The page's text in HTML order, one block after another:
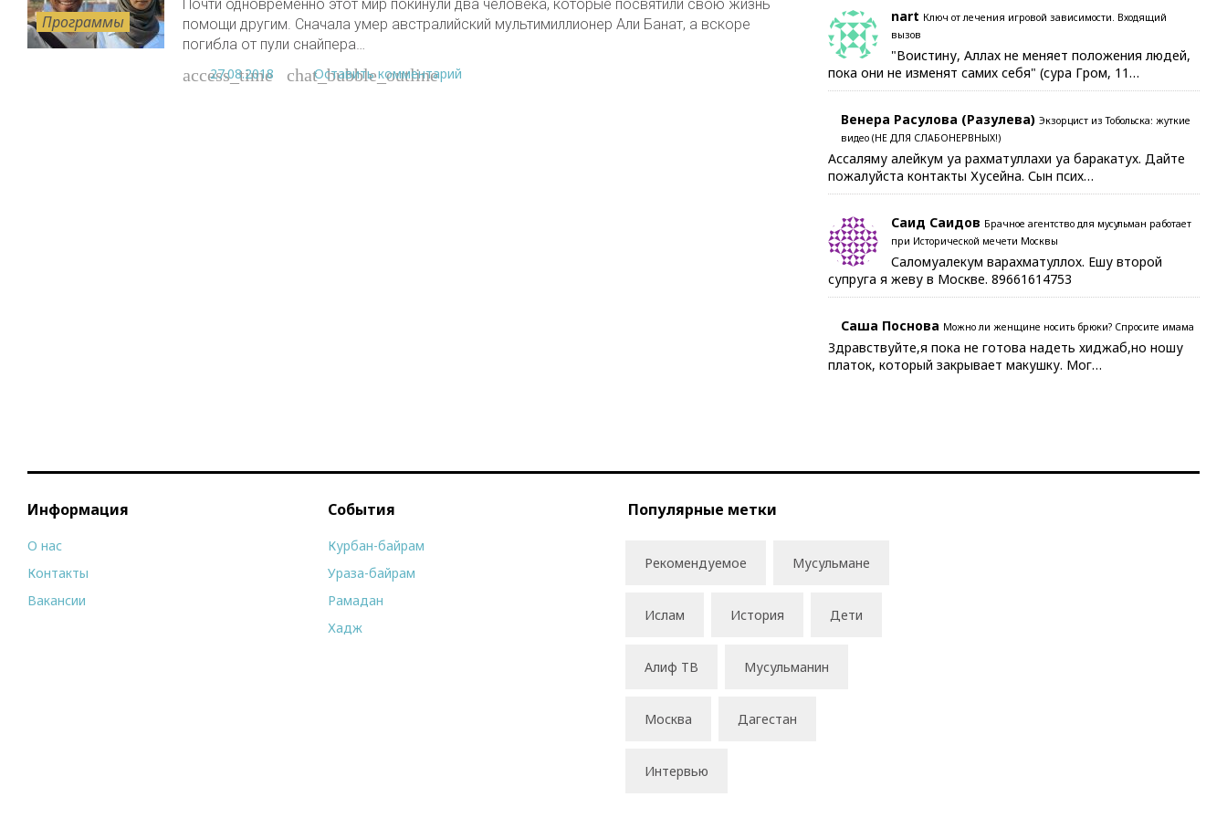
Программы
Почти одновременно этот мир покинули два человека, которые посвятили свою жизнь
помощи другим. Сначала умер австралийский мультимиллионер Али Банат, а вскоре
погибла от пули снайпера…
access_time
27.08.2018 chat_bubble_outline
Оставить комментарий
nart Ключ от лечения игровой зависимости. Входящий
вызов
"Воистину, Аллах не меняет положения людей,
пока они не изменят самих себя" (сура Гром, 11…
Венера Расулова (Разулева) Экзорцист из Тобольска: жуткие
видео (НЕ ДЛЯ СЛАБОНЕРВНЫХ!)
Ассаляму алейкум уа рахматуллахи уа баракатух. Дайте
пожалуйста контакты Хусейна. Сын псих…
Саид Саидов Брачное агентство для мусульман работает
при Исторической мечети Москвы
Саломуалекум варахматуллох. Ешу второй
супруга я жеву в Москве. 89661614753
Саша Поснова Можно ли женщине носить брюки? Спросите имама
Здравствуйте,я пока не готова надеть хиджаб,но ношу
платок, который закрывает макушку. Мог…
Информация
О нас
Контакты
Вакансии
События
Курбан-байрам
Ураза-байрам
Рамадан
Хадж
Популярные метки
Рекомендуемое Мусульмане
Ислам История Дети
Алиф ТВ Мусульманин
Москва Дагестан
Интервью